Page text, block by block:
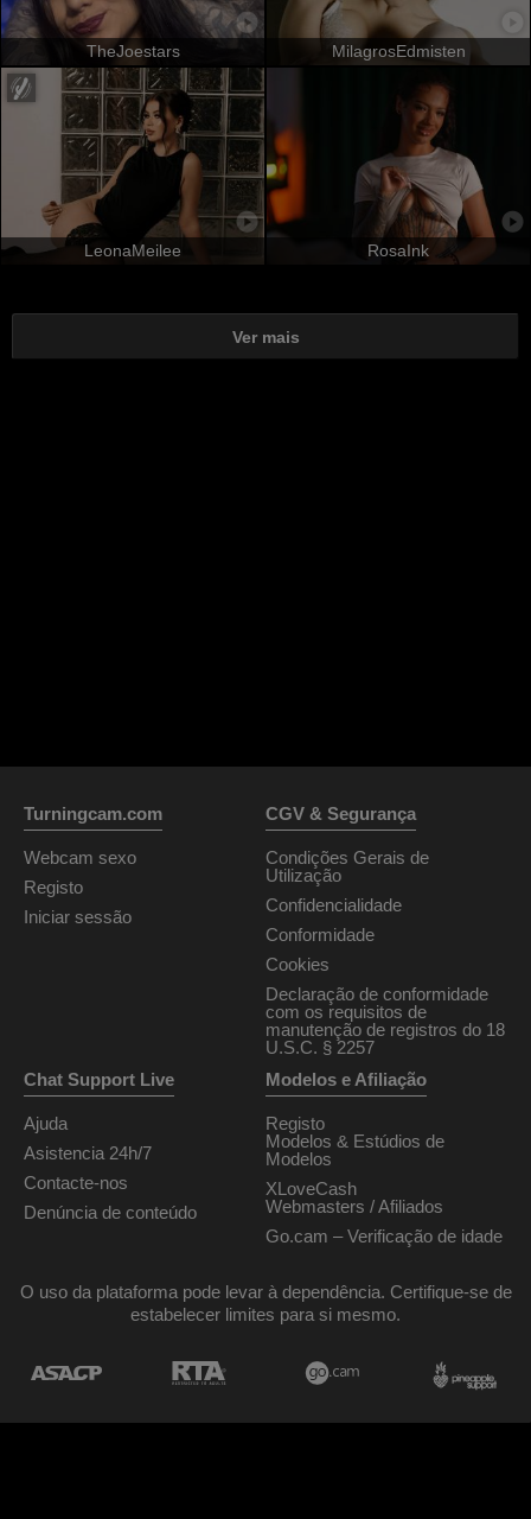
TheJoestars MilagrosEdmisten
LeonaMeilee RosaInk
Ver mais
Turningcam.com
Webcam sexo
Registo
Iniciar sessão
CGV & Segurança
Condições Gerais de
Utilização
Confidencialidade
Conformidade
Cookies
Declaração de conformidade
com os requisitos de
manutenção de registros do 18
U.S.C. § 2257
Chat Support Live
Ajuda
Asistencia 24h/7
Contacte-nos
Denúncia de conteúdo
Modelos e Afiliação
Registo
Modelos & Estúdios de
Modelos
XLoveCash
Webmasters / Afiliados
Go.cam – Verificação de idade
O uso da plataforma pode levar à dependência. Certifique-se de
estabelecer limites para si mesmo.